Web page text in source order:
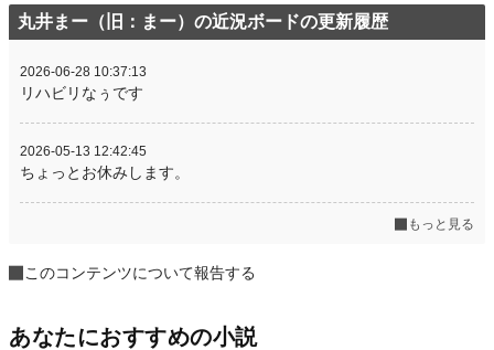
丸井まー（旧：まー）の近況ボードの更新履歴
2026-06-28 10:37:13
リハビリなぅです
2026-05-13 12:42:45
ちょっとお休みします。
もっと見る
このコンテンツについて報告する
あなたにおすすめの小説